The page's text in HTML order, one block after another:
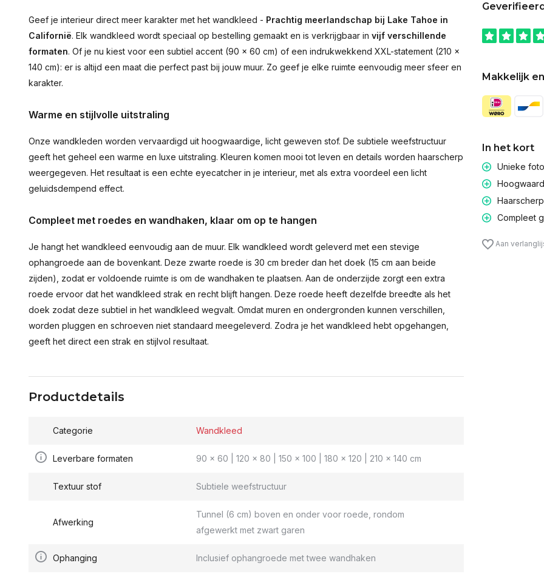
Geef je interieur direct meer karakter met het wandkleed - Prachtig meerlandschap bij Lake Tahoe in
Californië. Elk wandkleed wordt speciaal op bestelling gemaakt en is verkrijgbaar in vijf verschillende
formaten. Of je nu kiest voor een subtiel accent (90 × 60 cm) of een indrukwekkend XXL-statement (210 ×
140 cm): er is altijd een maat die perfect past bij jouw muur. Zo geef je elke ruimte eenvoudig meer sfeer en
karakter.
Warme en stijlvolle uitstraling
Onze wandkleden worden vervaardigd uit hoogwaardige, licht geweven stof. De subtiele weefstructuur
geeft het geheel een warme en luxe uitstraling. Kleuren komen mooi tot leven en details worden haarscherp
weergegeven. Het resultaat is een echte eyecatcher in je interieur, met als extra voordeel een licht
geluidsdempend effect.
Compleet met roedes en wandhaken, klaar om op te hangen
Je hangt het wandkleed eenvoudig aan de muur. Elk wandkleed wordt geleverd met een stevige
ophangroede aan de bovenkant. Deze zwarte roede is 30 cm breder dan het doek (15 cm aan beide
zijden), zodat er voldoende ruimte is om de wandhaken te plaatsen. Aan de onderzijde zorgt een extra
roede ervoor dat het wandkleed strak en recht blijft hangen. Deze roede heeft dezelfde breedte als het
doek zodat deze subtiel in het wandkleed wegvalt. Omdat muren en ondergronden kunnen verschillen,
worden pluggen en schroeven niet standaard meegeleverd. Zodra je het wandkleed hebt opgehangen,
geeft het direct een strak en stijlvol resultaat.
Productdetails
Categorie Wandkleed
Leverbare formaten 90 x 60 | 120 x 80 | 150 x 100 | 180 x 120 | 210 x 140 cm
Textuur stof Subtiele weefstructuur
Afwerking
Tunnel (6 cm) boven en onder voor roede, rondom
afgewerkt met zwart garen
Ophanging Inclusief ophangroede met twee wandhaken
Makkelijk
In het kort
Unieke
Compleet
Aan